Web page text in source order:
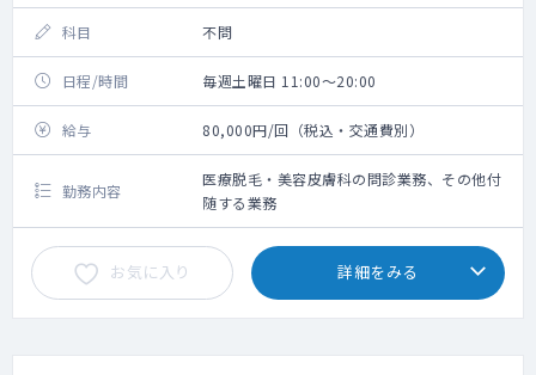
科目 不問
日程/時間 毎週土曜日 11:00～20:00
給与 80,000円/回（税込・交通費別）
勤務内容
医療脱毛・美容皮膚科の問診業務、その他付
随する業務
お気に入り 詳細をみる